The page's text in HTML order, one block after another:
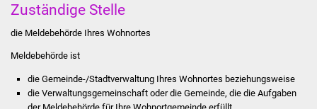
Stadtinfo
Zuständige Stelle
die Meldebehörde Ihres Wohnortes
Meldebehörde ist
die Gemeinde-/Stadtverwaltung Ihres Wohnortes beziehungsweise
die Verwaltungsgemeinschaft oder die Gemeinde, die die Aufgaben
der Meldebehörde für Ihre Wohnortgemeinde erfüllt.